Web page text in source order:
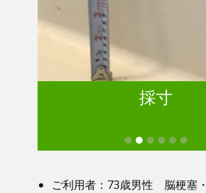
採寸
ご利用者：73歳男性 脳梗塞